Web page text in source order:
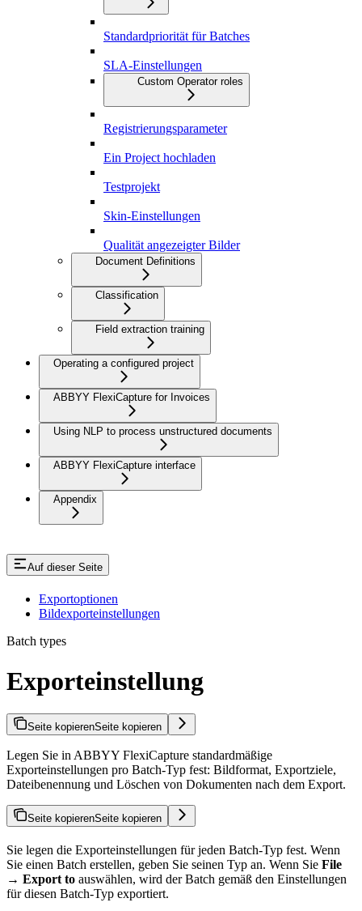
Standardpriorität für Batches
SLA-Einstellungen
Custom Operator roles
Registrierungsparameter
Ein Project hochladen
Testprojekt
Skin-Einstellungen
Qualität angezeigter Bilder
Document Definitions
Classification
Field extraction training
Operating a configured project
ABBYY FlexiCapture for Invoices
Using NLP to process unstructured documents
ABBYY FlexiCapture interface
Appendix
Auf dieser Seite
Exportoptionen
Bildexporteinstellungen
Batch types
Exporteinstellung
Seite kopierenSeite kopieren
Legen Sie in ABBYY FlexiCapture standardmäßige
Exporteinstellungen pro Batch-Typ fest: Bildformat, Exportziele,
Dateibenennung und Löschen von Dokumenten nach dem Export.
Seite kopierenSeite kopieren
Sie legen die Exporteinstellungen für jeden Batch-Typ fest. Wenn
Sie einen Batch erstellen, geben Sie seinen Typ an. Wenn Sie File
→ Export to auswählen, wird der Batch gemäß den Einstellungen
für diesen Batch-Typ exportiert.